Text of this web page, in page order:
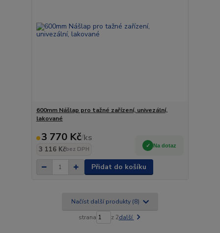
600mm Nášlap pro tažné zařízení, univezální,
lakované
3 770 Kč/ks
3 116 Kčbez DPH
Na dotaz
Přidat do košíku
Načíst další produkty (8)
strana z 2další